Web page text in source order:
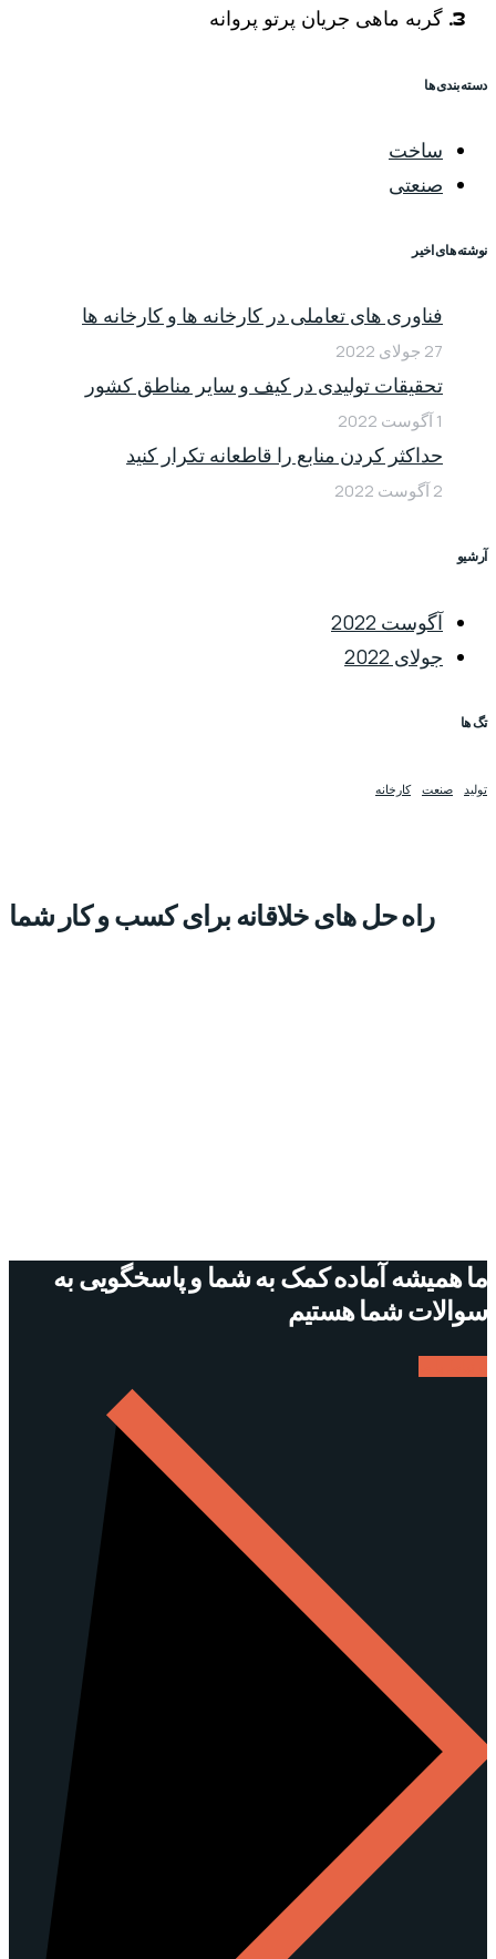
گربه ماهی جریان پرتو پروانه
دسته بندی ها
ساخت
صنعتی
نوشته های اخیر
فناوری های تعاملی در کارخانه ها و کارخانه ها
27 جولای 2022
تحقیقات تولیدی در کیف و سایر مناطق کشور
1 آگوست 2022
حداکثر کردن منابع را قاطعانه تکرار کنید
2 آگوست 2022
آرشیو
آگوست 2022
جولای 2022
تگ ها
تولید صنعت کارخانه
راه حل های خلاقانه برای کسب و کار شما
ما همیشه آماده کمک به شما و پاسخگویی به
سوالات شما هستیم